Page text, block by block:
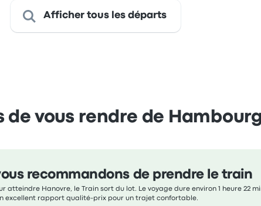
Afficher tous les départs
de vous rendre de
recommandons de prendre le train
atteindre Hanovre, le Train sort du lot. Le voyage dure environ 1 heure 22
excellent rapport qualité-prix pour un trajet confortable.